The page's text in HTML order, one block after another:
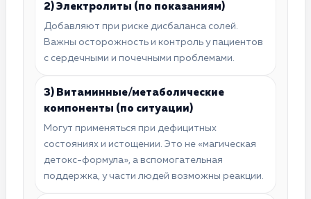
2) Электролиты (по показаниям)
Добавляют при риске дисбаланса солей.
Важны осторожность и контроль у пациентов
с сердечными и почечными проблемами.
3) Витаминные/метаболические
компоненты (по ситуации)
Могут применяться при дефицитных
состояниях и истощении. Это не «магическая
детокс-формула», а вспомогательная
поддержка, у части людей возможны реакции.